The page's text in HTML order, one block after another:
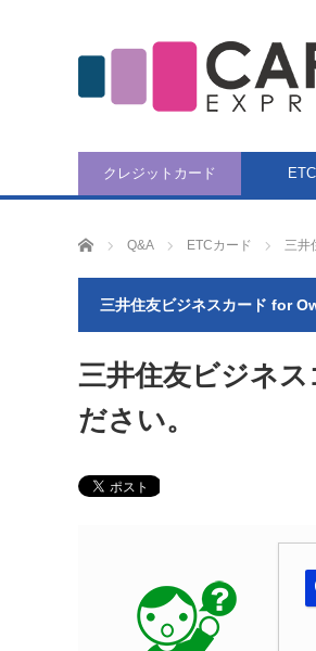
クレジットカード
CARD EXPRESS
Q&A ETCカード 三井
三井住友ビジネスカード for
三井住友ビジネ
ださい。